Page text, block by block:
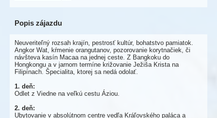
Popis zájazdu
Neuveriteľný rozsah krajín, pestrosť kultúr, bohatstvo pamiatok.
Angkor Wat, kŕmenie orangutanov, pozorovanie korytnačiek, či
návšteva kasín Macaa na jednej ceste. Z Bangkoku do
Hongkongu a v jarnom termíne križovanie Ježiša Krista na
Filipínach. Špecialita, ktorej sa nedá odolať.
1. deň:
Odlet z Viedne na veľkú cestu Áziou.
2. deň:
Ubytovanie v absolútnom centre vedľa Kráľovského paláca a